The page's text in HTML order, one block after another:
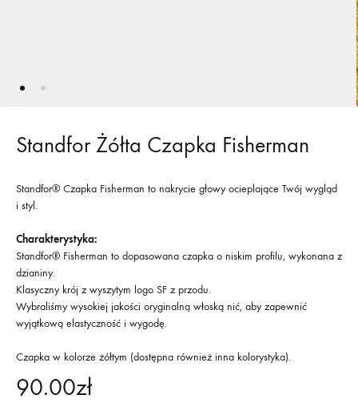
Standfor Żółta Czapka Fisherman
Standfor® Czapka Fisherman to nakrycie głowy ocieplające Twój wygląd
i styl.
Charakterystyka:
Standfor® Fisherman to dopasowana czapka o niskim profilu, wykonana z
dzianiny.
Klasyczny krój z wyszytym logo SF z przodu.
Wybraliśmy wysokiej jakości oryginalną włoską nić, aby zapewnić
wyjątkową elastyczność i wygodę.
Czapka w kolorze żółtym (dostępna również inna kolorystyka).
90.00zł